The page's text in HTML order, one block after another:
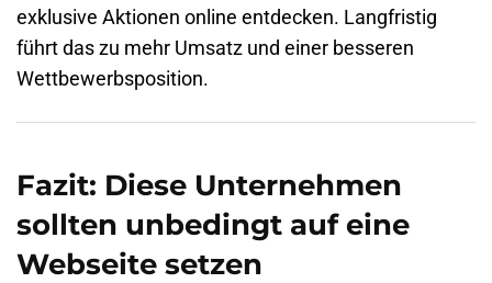
exklusive Aktionen online entdecken. Langfristig
führt das zu mehr Umsatz und einer besseren
Wettbewerbsposition.
Fazit: Diese Unternehmen
sollten unbedingt auf eine
Webseite setzen